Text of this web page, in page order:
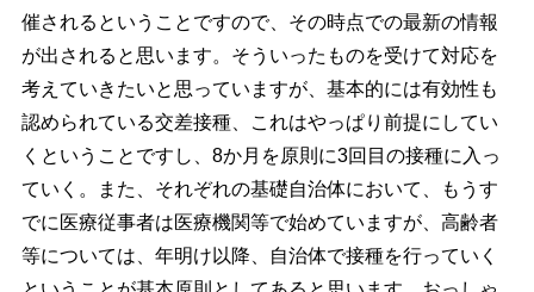
催されるということですので、その時点での最新の情報
が出されると思います。そういったものを受けて対応を
考えていきたいと思っていますが、基本的には有効性も
認められている交差接種、これはやっぱり前提にしてい
くということですし、8か月を原則に3回目の接種に入っ
ていく。また、それぞれの基礎自治体において、もうす
でに医療従事者は医療機関等で始めていますが、高齢者
等については、年明け以降、自治体で接種を行っていく